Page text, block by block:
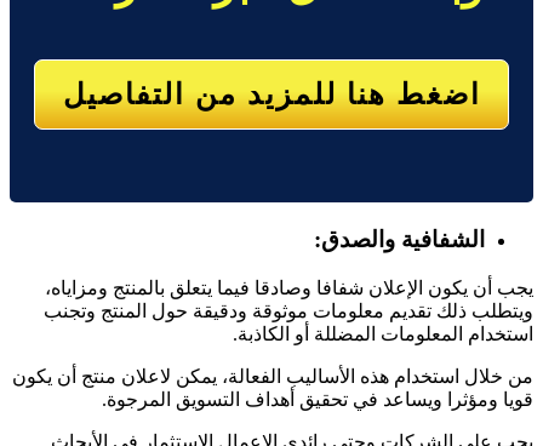
اضغط هنا للمزيد من التفاصيل
الشفافية والصدق:
يجب أن يكون الإعلان شفافا وصادقا فيما يتعلق بالمنتج ومزاياه،
ويتطلب ذلك تقديم معلومات موثوقة ودقيقة حول المنتج وتجنب
استخدام المعلومات المضللة أو الكاذبة.
من خلال استخدام هذه الأساليب الفعالة، يمكن لاعلان منتج أن يكون
قويا ومؤثرا ويساعد في تحقيق أهداف التسويق المرجوة.
يجب على الشركات وحتى رائدي الاعمال الاستثمار في الأبحاث